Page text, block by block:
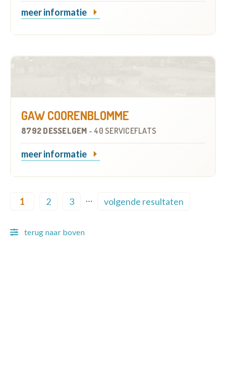
meer informatie
GAW COORENBLOMME
8792 DESSELGEM -40 SERVICEFLATS
meer informatie
1 2 3
…
volgende resultaten
terug naar boven